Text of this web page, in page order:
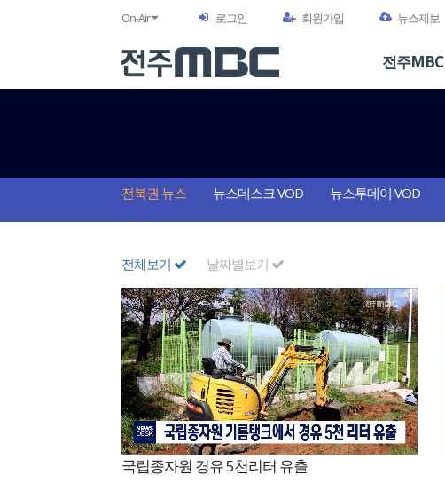
On-Air 로그인 회원가입 뉴스제보
전주MBC
전북권 뉴스 뉴스데스크 VOD 뉴스투데이 VOD
전체보기 날짜별보기
국립종자원 경유 5천리터 유출